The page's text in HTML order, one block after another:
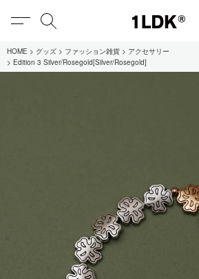
MENU
全てのブランド
UNIVERSAL PRODUCTS.
HOME グッズ ファッション雑貨
アクセサリー
Edition 3 Silver/Rosegold[Silver/Rosegold]